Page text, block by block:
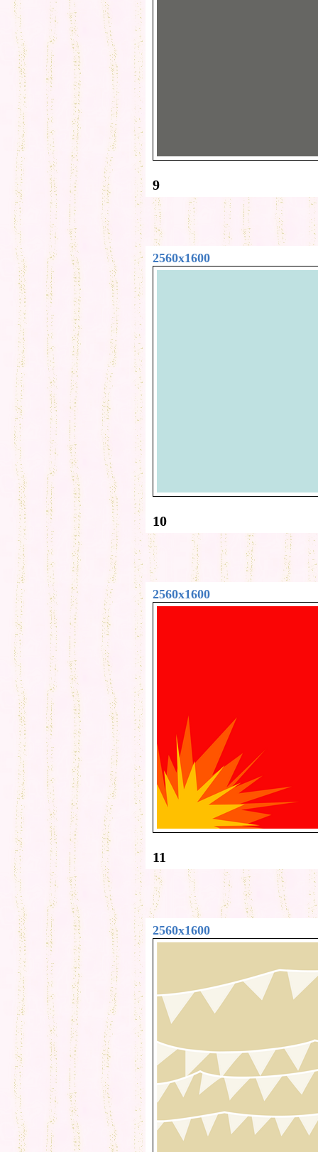
9
2560x1600
10
2560x1600
11
2560x1600